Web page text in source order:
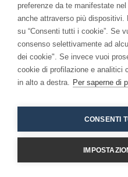
La luce dentro al buio
Aprile 6, 2020• Medit-azioni
preferenze da te manifestate
anche attraverso più
su “Consenti tutti i cookie”. Se
consenso selettivamente ad
dei cookie". Se invece vuoi
cookie di profilazione e analitici
in alto a destra. Per saperne di
CONSENTI